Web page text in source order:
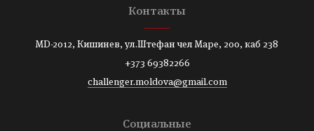
Контакты
MD-2012, Кишинев, ул.Штефан чел Маре, 200, каб 238
+373 69382266
challenger.moldova@gmail.com
Социальные